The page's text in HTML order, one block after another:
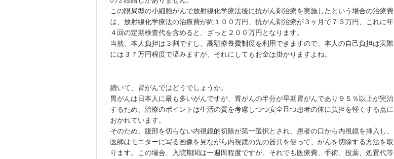
この限局型の小細胞がんで放射線化学療法後に抗がん剤治療を実施したという場合の治療費
は、放射線化学療法の治療費が約１００万円、抗がん剤治療が３ヶ月で７３万円、これに年
４回の定期検査代を含めると、ざっと２００万円となります。
当然、本人負担は３割ですし、高額療養費制度を利用できますので、本人の自己負担は実際
には３７万円程度で済みますが、それにしてもお金は掛かりますよね。
続いて、胃がんではどうでしょうか。
胃がんは日本人に最も多いがんですが、胃がんの半分が早期胃がんであり９５％以上が完治
するため、治療のポイントは生活の質を考慮しつつ安全且つ患者の体に負担を軽くする点に
おかれています。
そのため、腹部を切らない内視鏡的切除が第一選択とされ、患者の口から内視鏡を挿入し、
医師はモニターに写る画像を見ながら内視鏡の先の器具を使って、がんを切除する方法を取
ります。この場合、入院期間は一週間程度ですが、それでも医療費、手術、投薬、処置代等